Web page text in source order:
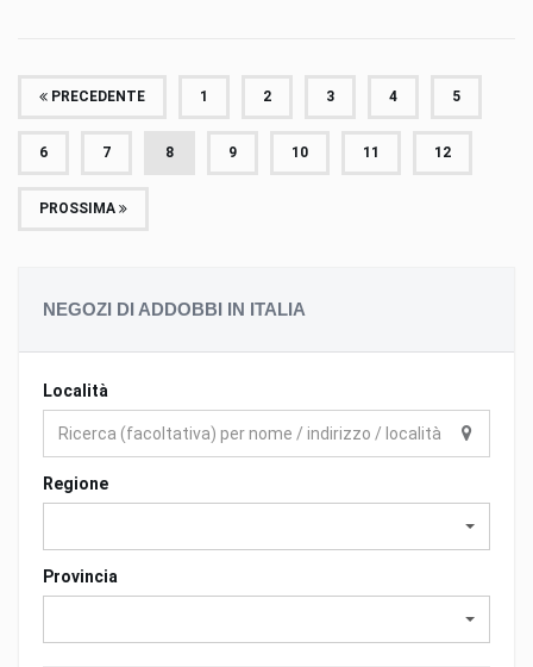
PRECEDENTE 1 2 3 4 5
6 7 8 9 10 11 12
PROSSIMA
NEGOZI DI ADDOBBI IN ITALIA
Località
Regione
Provincia